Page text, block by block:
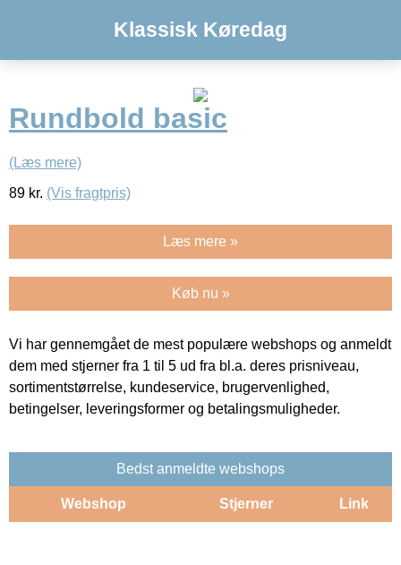
Klassisk Køredag
Rundbold basic
(Læs mere)
89 kr. (Vis fragtpris)
Læs mere »
Køb nu »
Vi har gennemgået de mest populære webshops og anmeldt
dem med stjerner fra 1 til 5 ud fra bl.a. deres prisniveau,
sortimentstørrelse, kundeservice, brugervenlighed,
betingelser, leveringsformer og betalingsmuligheder.
Bedst anmeldte webshops
Webshop Stjerner Link